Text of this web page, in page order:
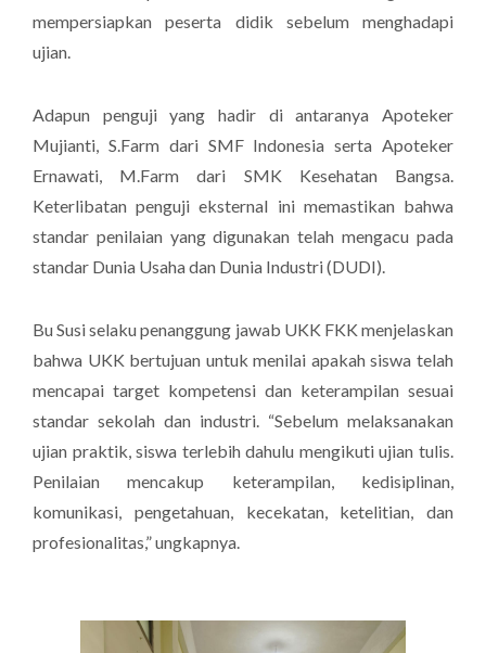
mempersiapkan peserta didik sebelum menghadapi
ujian.
Adapun penguji yang hadir di antaranya Apoteker
Mujianti, S.Farm dari SMF Indonesia serta Apoteker
Ernawati, M.Farm dari SMK Kesehatan Bangsa.
Keterlibatan penguji eksternal ini memastikan bahwa
standar penilaian yang digunakan telah mengacu pada
standar Dunia Usaha dan Dunia Industri (DUDI).
Bu Susi selaku penanggung jawab UKK FKK menjelaskan
bahwa UKK bertujuan untuk menilai apakah siswa telah
mencapai target kompetensi dan keterampilan sesuai
standar sekolah dan industri. “Sebelum melaksanakan
ujian praktik, siswa terlebih dahulu mengikuti ujian tulis.
Penilaian mencakup keterampilan, kedisiplinan,
komunikasi, pengetahuan, kecekatan, ketelitian, dan
profesionalitas,” ungkapnya.